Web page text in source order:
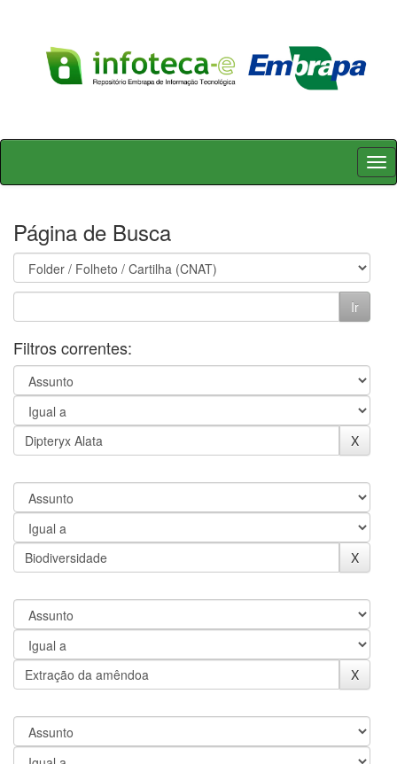
Skip
Página de Busca
Filtros correntes: